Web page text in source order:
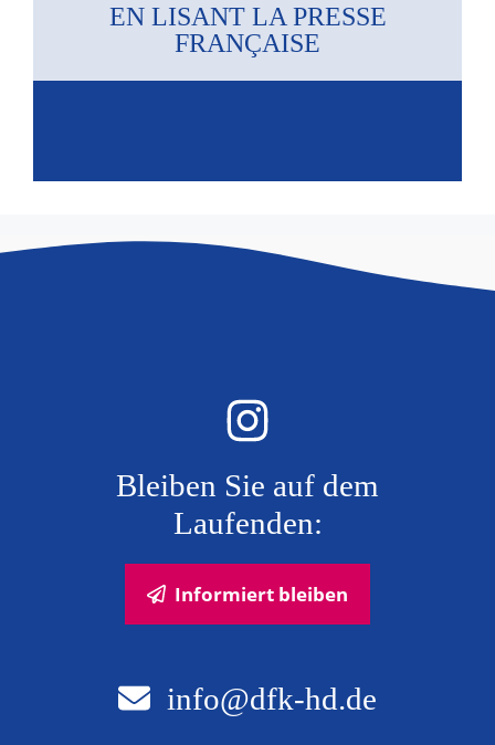
EN LISANT LA PRESSE
FRANÇAISE
Bleiben Sie auf dem
Laufenden:
Informiert bleiben
info@dfk-hd.de